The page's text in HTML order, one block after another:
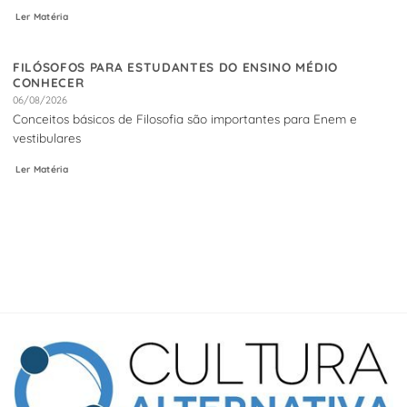
Ler Matéria
FILÓSOFOS PARA ESTUDANTES DO ENSINO MÉDIO
CONHECER
06/08/2026
Conceitos básicos de Filosofia são importantes para Enem e
vestibulares
Ler Matéria